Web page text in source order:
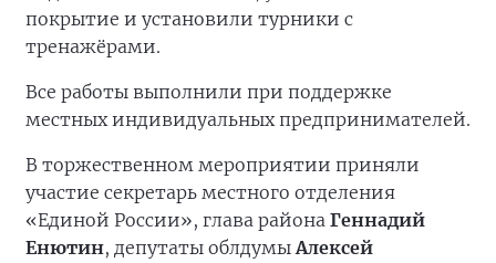
покрытие и установили турники с
тренажёрами.
Все работы выполнили при поддержке
местных индивидуальных предпринимателей.
В торжественном мероприятии приняли
участие секретарь местного отделения
«Единой России», глава района Геннадий
Енютин, депутаты облдумыАлексей